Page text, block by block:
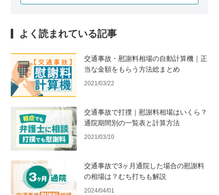
よく読まれている記事
交通事故・慰謝料相場の自動計算機｜正
当な金額をもらう方法総まとめ
2021/03/22
交通事故で打撲｜慰謝料相場はいくら？
通院期間別の一覧表と計算方法
2021/03/10
交通事故で3ヶ月通院した場合の慰謝料
の相場は？むち打ちも解説
2024/04/01